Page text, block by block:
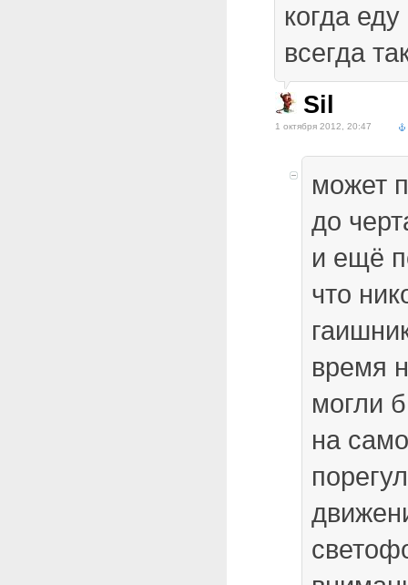
когда
всегда
Sil
1 октября 2012, 20:47
может
до
и ещё
что
время
могли
на